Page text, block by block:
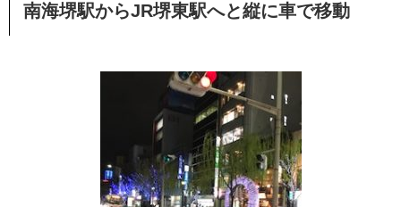
南海堺駅からJR堺東駅へと縦に車で移動